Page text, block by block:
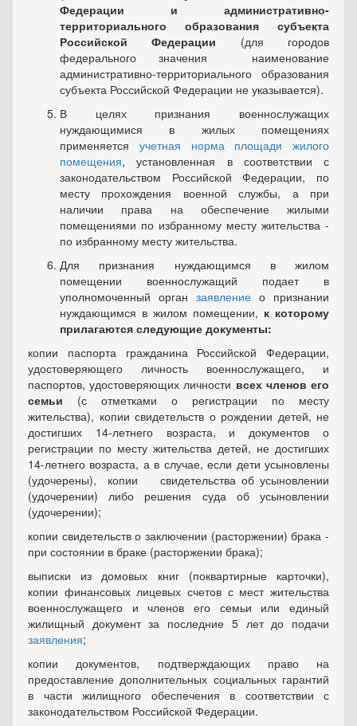
Федерации и административно-
территориального образования субъекта
Российской Федерации (для городов
федерального значения наименование
административно-территориального образования
субъекта Российской Федерации не указывается).
В целях признания военнослужащих
нуждающимися в жилых помещениях
применяется учетная норма площади жилого
помещения, установленная в соответствии с
законодательством Российской Федерации, по
месту прохождения военной службы, а при
наличии права на обеспечение жилыми
помещениями по избранному месту жительства -
по избранному месту жительства.
Для признания нуждающимся в жилом
помещении военнослужащий подает в
уполномоченный орган заявление о признании
нуждающимся в жилом помещении, к которому
прилагаются следующие документы:
копии паспорта гражданина Российской Федерации,
удостоверяющего личность военнослужащего, и
паспортов, удостоверяющих личности всех членов его
семьи (с отметками о регистрации по месту
жительства), копии свидетельств о рождении детей, не
достигших 14-летнего возраста, и документов о
регистрации по месту жительства детей, не достигших
14-летнего возраста, а в случае, если дети усыновлены
(удочерены), копии свидетельства об усыновлении
(удочерении) либо решения суда об усыновлении
(удочерении);
копии свидетельств о заключении (расторжении) брака -
при состоянии в браке (расторжении брака);
выписки из домовых книг (поквартирные карточки),
копии финансовых лицевых счетов с мест жительства
военнослужащего и членов его семьи или единый
жилищный документ за последние 5 лет до подачи
заявления;
копии документов, подтверждающих право на
предоставление дополнительных социальных гарантий
в части жилищного обеспечения в соответствии с
законодательством Российской Федерации.